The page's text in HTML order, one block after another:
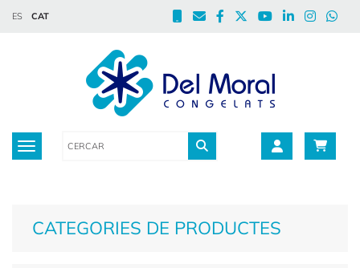
ES CAT
Toggle navigation
CATEGORIES DE PRODUCTES